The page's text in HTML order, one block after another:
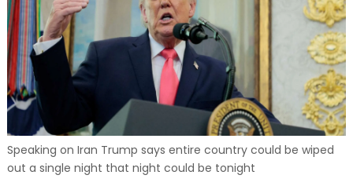
Speaking on Iran Trump says entire country could be wiped
out a single night that night could be tonight